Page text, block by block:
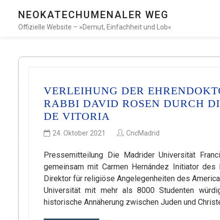
NEOKATECHUMENALER WEG
Offizielle Website – »Demut, Einfachheit und Lob«
VERLEIHUNG DER
RABBI DAVID ROSEN DURCH
DE VITORIA
24. Oktober 2021 CncMadrid
Pressemitteilung Die Madrider Universität
gemeinsam mit Carmen Hernández Initiator des
Direktor für religiöse Angelegenheiten des
Universität mit mehr als 8000 Studenten
historische Annäherung zwischen Juden und